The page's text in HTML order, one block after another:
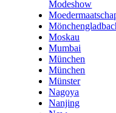
Modeshow
Moskau
Mumbai
München
München
Münster
Nagoya
Nanjing